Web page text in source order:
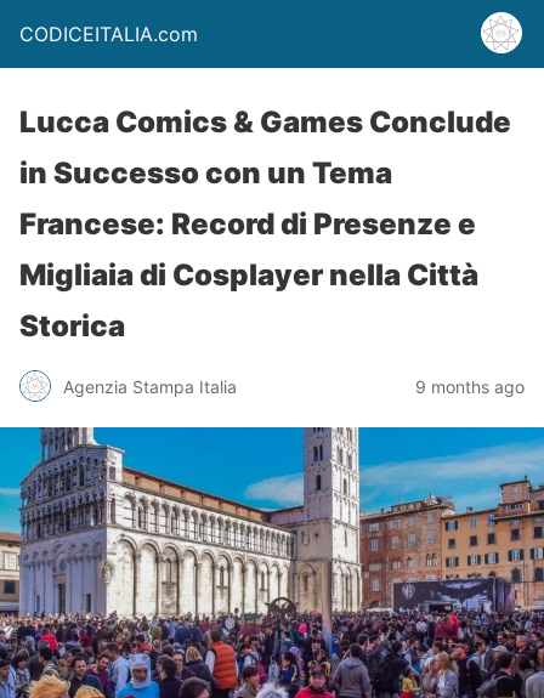
CODICEITALIA.com
Lucca Comics & Games Conclude
in Successo con un Tema
Francese: Record di Presenze e
Migliaia di Cosplayer nella Città
Storica
Agenzia Stampa Italia 9 months ago